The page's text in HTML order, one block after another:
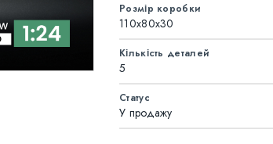
Розмір коробки
110x80x30
Кількість деталей
5
Статус
У продажу